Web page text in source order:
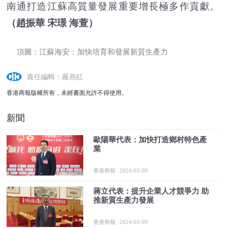
南通打造江蘇高質量發展重要增長極多作貢獻。
（趙振華 宋璟 海萱）
頂圖：江蘇海安：加快培育和發展新質生產力
責任編輯：嚴燕紅
香港商報版權所有，未經書面允許不得使用。
新聞
歐陽華代表：加快打造鄉村特色產
業
香港商報 2024-03-09
蔣立代表：提升企業人才競爭力 助
推新質生產力發展
香港商報 2024-03-09